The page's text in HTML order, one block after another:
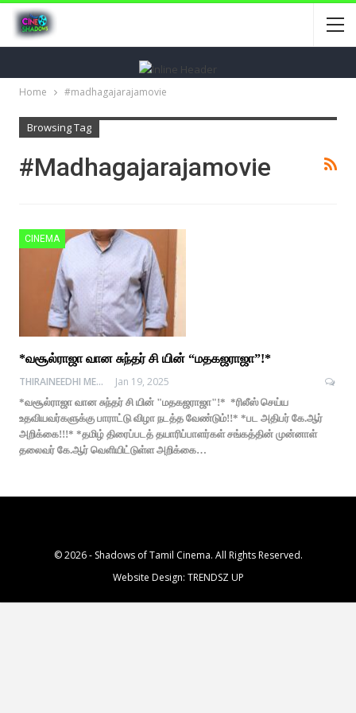
Home #madhagajarajamovie
Browsing Tag
#madhagajarajamovie
CINEMA
*வசூல்ராஜா வான சுந்தர் சி யின் “மதகஜராஜா”!*
THIRAINEEDHI MEDIA
Jan 19, 2025
*வசூல்ராஜா வான சுந்தர் சி யின் "மதகஜராஜா"!* *ரிலீஸ் செய்ய
உதவியவர்களுக்கு பாராட்டு விழா நடத்த வேண்டும்!!* *பட அதிபர் கே.ஆர்
அறிக்கை!!!* *தமிழ் திரைப்படத் தயாரிப்பாளர்கள் சங்கத்தின் முன்னாள்
தலைவர் கே.ஆர் வெளியிட்டுள்ள அறிக்கை…
© 2026 - Shadows of Tamil Cinema. All Rights Reserved.
Website Design: TRENDSZ UP